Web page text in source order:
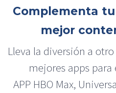
Complementa
mejor
Lleva la diversión a
mejores apps
APP HBO Max,